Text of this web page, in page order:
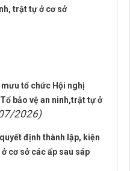
trật tự ở cơ sở
tổ chức Hội nghị
bảo vệ an ninh,trật tự ở
2026)
định thành lập, kiện
cơ sở các ấp sau sáp